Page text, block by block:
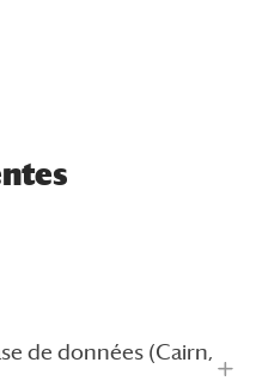
de données (Cairn,